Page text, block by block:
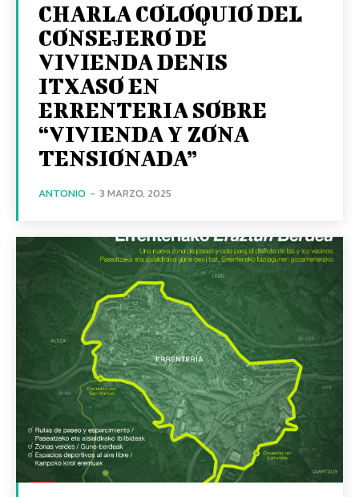
CHARLA COLOQUIO DEL
CONSEJERO DE
VIVIENDA DENIS
ITXASO EN
ERRENTERIA SOBRE
“VIVIENDA Y ZONA
TENSIONADA”
ANTONIO - 3 MARZO, 2025